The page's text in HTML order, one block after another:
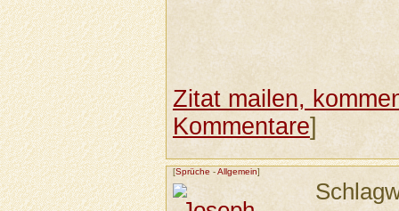
Zitat mailen,
Kommentare]
[Sprüche -Allgemein]